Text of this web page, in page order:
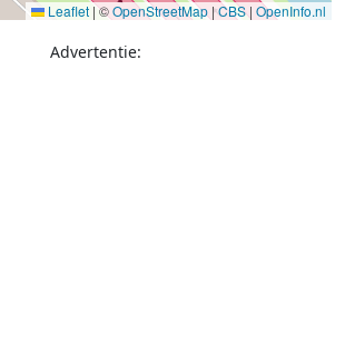
Leaflet |©OpenStreetMap |CBS| OpenInfo.nl
Advertentie: